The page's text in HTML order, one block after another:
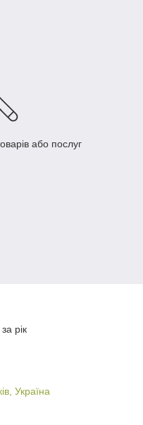
або послуг
рік
Україна